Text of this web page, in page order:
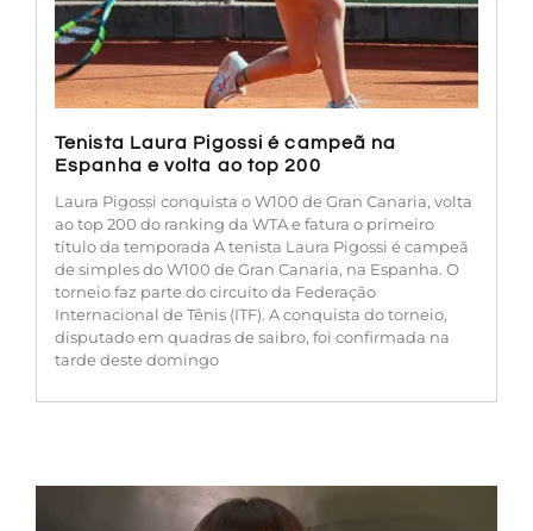
Tenista Laura Pigossi é campeã na
Espanha e volta ao top 200
Laura Pigossi conquista o W100 de Gran Canaria, volta
ao top 200 do ranking da WTA e fatura o primeiro
título da temporada A tenista Laura Pigossi é campeã
de simples do W100 de Gran Canaria, na Espanha. O
torneio faz parte do circuito da Federação
Internacional de Tênis (ITF). A conquista do torneio,
disputado em quadras de saibro, foi confirmada na
tarde deste domingo